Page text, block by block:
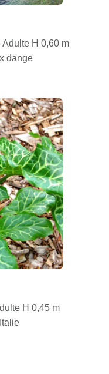
Adulte H 0,60 m
dange
H 0,45 m